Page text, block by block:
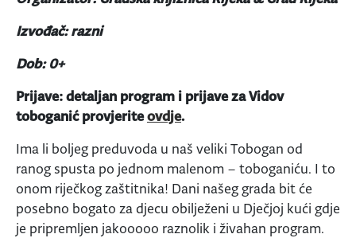
Izvođač: razni
Dob: 0+
Prijave: detaljan program i prijave za Vidov
toboganić provjeriteovdje.
Ima li boljeg preduvoda u naš veliki Tobogan od
ranog spusta po jednom malenom – toboganiću. I to
onom riječkog zaštitnika! Dani našeg grada bit će
posebno bogato za djecu obilježeni u Dječjoj kući gdje
je pripremljen jakooooo raznolik i živahan program.